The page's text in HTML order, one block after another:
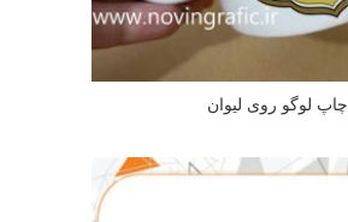
چاپ لوگو روی لیوان